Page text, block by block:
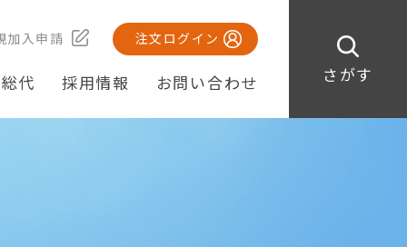
さがす
加入申請 注文ログイン
代 採用情報 お問い合わせ